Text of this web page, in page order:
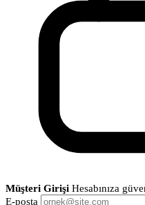
Müşteri Girişi Hesabınıza
E-posta